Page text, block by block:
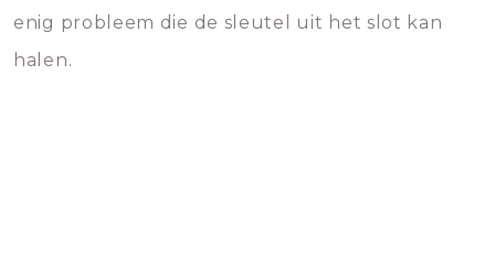
enig probleem die de sleutel uit het slot kan
halen.